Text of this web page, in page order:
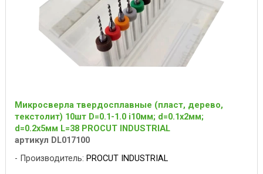
Микросверла твердосплавные (пласт, дерево,
текстолит) 10шт D=0.1-1.0 i10мм; d=0.1x2мм;
d=0.2x5мм L=38 PROCUT INDUSTRIAL
артикул DL017100
Производитель: PROCUT INDUSTRIAL